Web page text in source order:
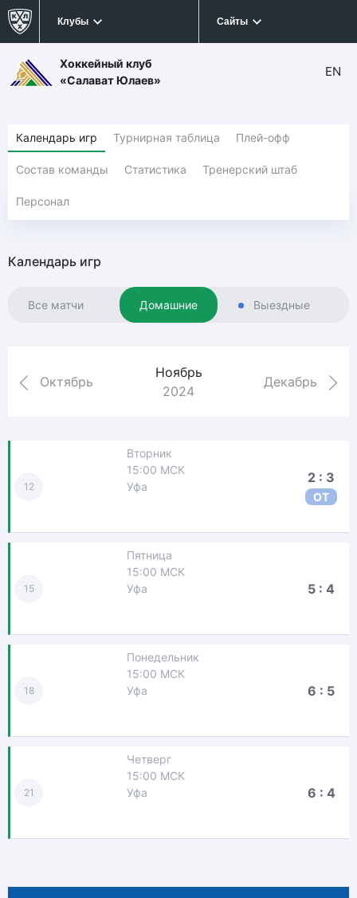
Клубы Сайты
Хоккейный клуб
«Салават Юлаев»
EN
Календарь игр Турнирная таблица Плей-офф
Состав команды Статистика Тренерский штаб
Персонал
Календарь игр
Все матчи Домашние Выездные
Октябрь
Ноябрь
2024
Декабрь
12
Вторник
15:00 МСК
Уфа
2 : 3
ОТ
15
Пятница
15:00 МСК
Уфа
5 : 4
18
Понедельник
15:00 МСК
Уфа
6 : 5
21
Четверг
15:00 МСК
Уфа
6 : 4